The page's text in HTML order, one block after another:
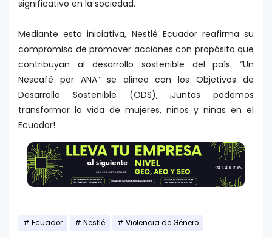
significativo en la sociedad.
Mediante esta iniciativa, Nestlé Ecuador reafirma su
compromiso de promover acciones con propósito que
contribuyan al desarrollo sostenible del país. “Un
Nescafé por ANA” se alinea con los Objetivos de
Desarrollo Sostenible (ODS), ¡Juntos podemos
transformar la vida de mujeres, niños y niñas en el
Ecuador!
Ecuador Nestlé Violencia de Género